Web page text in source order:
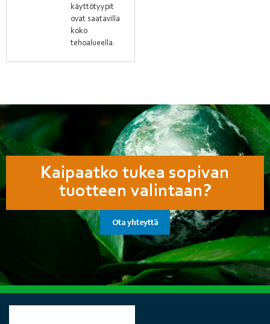
käyttötyypit
ovat saatavilla
koko
tehoalueella.
Kaipaatko tukea sopivan
tuotteen valintaan?
Ota yhteyttä